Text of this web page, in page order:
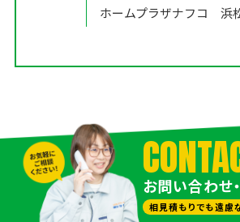
ホームプラザナフコ 浜
お問い合わせ
相見積もりでも遠慮な